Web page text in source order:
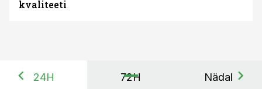
kvaliteeti
24H 72H Nädal